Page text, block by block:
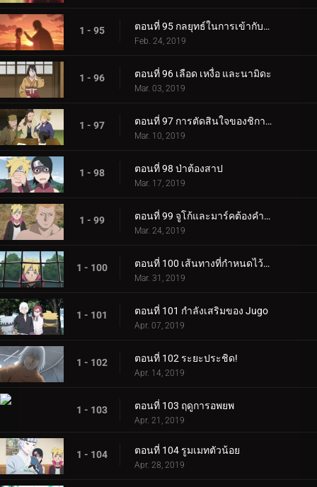
1 - 95 ตอนที่ 95 กลยุทธ์ในการเข้ากับลูกสาวของคุณ
Feb. 24, 2019
1 - 96 ตอนที่ 96 เลือด เหงื่อ และนามิดะ
Mar. 03, 2019
1 - 97 ตอนที่ 97 การตัดสินใจของชิกาได
Mar. 10, 2019
1 - 98 ตอนที่ 98 ป่าต้องสาป
Mar. 17, 2019
1 - 99 ตอนที่ 99 จูโก้และมาร์คต้องคำสาป
Mar. 24, 2019
1 - 100 ตอนที่ 100 เส้นทางที่กำหนดไว้ล่วงหน้า
Mar. 31, 2019
1 - 101 ตอนที่ 101 กำลังเสริมของ Jugo
Apr. 07, 2019
1 - 102 ตอนที่ 102 ระยะประชิด!
Apr. 14, 2019
1 - 103 ตอนที่ 103 ฤดูการอพยพ
Apr. 21, 2019
1 - 104 ตอนที่ 104 รูมเมทตัวน้อย
Apr. 28, 2019